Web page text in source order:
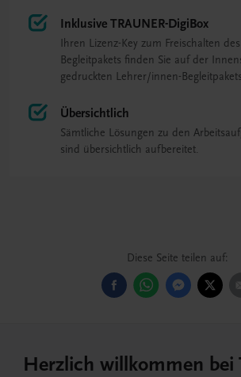
Inklusive TRAUNER-DigiBox
Ihren Lizenz-Key zum Freischalten
Begleitpakets finden Sie auf der
gedruckten Lehrer/innen-
Übersichtlich
Sämtliche Lösungen zu den
sind übersichtlich aufbereitet.
Diese Seite teilen auf:
Herzlich willkommen bei